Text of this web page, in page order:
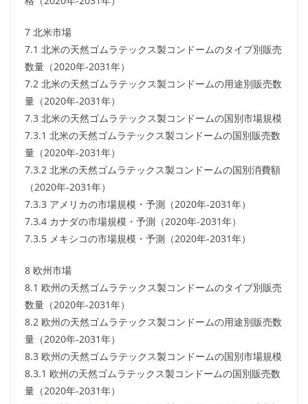
7 北米市場
7.1 北米の天然ゴムラテックス製コンドームのタイプ別販売
数量（2020年-2031年）
7.2 北米の天然ゴムラテックス製コンドームの用途別販売数
量（2020年-2031年）
7.3 北米の天然ゴムラテックス製コンドームの国別市場規模
7.3.1 北米の天然ゴムラテックス製コンドームの国別販売数
量（2020年-2031年）
7.3.2 北米の天然ゴムラテックス製コンドームの国別消費額
（2020年-2031年）
7.3.3 アメリカの市場規模・予測（2020年-2031年）
7.3.4 カナダの市場規模・予測（2020年-2031年）
7.3.5 メキシコの市場規模・予測（2020年-2031年）
8 欧州市場
8.1 欧州の天然ゴムラテックス製コンドームのタイプ別販売
数量（2020年-2031年）
8.2 欧州の天然ゴムラテックス製コンドームの用途別販売数
量（2020年-2031年）
8.3 欧州の天然ゴムラテックス製コンドームの国別市場規模
8.3.1 欧州の天然ゴムラテックス製コンドームの国別販売数
量（2020年-2031年）